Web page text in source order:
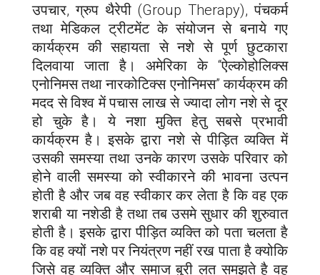
उपचार, ग्रुप थैरेपी (Group Therapy), पंचकर्म
तथा मेडिकल ट्रीटमेंट के संयोजन से बनाये गए
कार्यक्रम की सहायता से नशे से पूर्ण छुटकारा
दिलवाया जाता है। अमेरिका के “ऐल्कोहोलिक्स
एनोनिमस तथा नारकोटिक्स एनोनिमस” कार्यक्रम की
मदद से विश्व में पचास लाख से ज्यादा लोग नशे से दूर
हो चुके है। ये नशा मुक्ति हेतु सबसे प्रभावी
कार्यक्रम है। इसके द्वारा नशे से पीड़ित व्यक्ति में
उसकी समस्या तथा उनके कारण उसके परिवार को
होने वाली समस्या को स्वीकारने की भावना उत्पन
होती है और जब वह स्वीकार कर लेता है कि वह एक
शराबी या नशेडी है तथा तब उसमे सुधार की शुरुवात
होती है। इसके द्वारा पीड़ित व्यक्ति को पता चलता है
कि वह क्यों नशे पर नियंत्रण नहीं रख पाता है क्योकि
जिसे वह व्यक्ति और समाज बुरी लत समझते है वह